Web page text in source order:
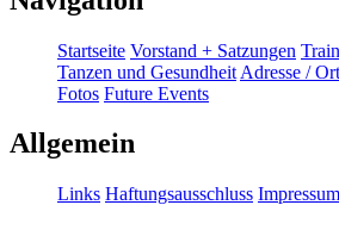
Startseite Vorstand + Satzungen
Tanzen und Gesundheit Adresse /
Fotos Future Events
Allgemein
Links Haftungsausschluss Impressum